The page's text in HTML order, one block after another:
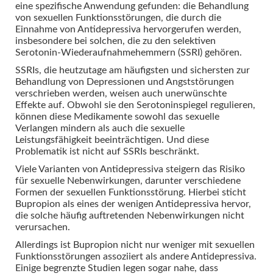
eine spezifische Anwendung gefunden: die Behandlung
von sexuellen Funktionsstörungen, die durch die
Einnahme von Antidepressiva hervorgerufen werden,
insbesondere bei solchen, die zu den selektiven
Serotonin-Wiederaufnahmehemmern (SSRI) gehören.
SSRIs, die heutzutage am häufigsten und sichersten zur
Behandlung von Depressionen und Angststörungen
verschrieben werden, weisen auch unerwünschte
Effekte auf. Obwohl sie den Serotoninspiegel regulieren,
können diese Medikamente sowohl das sexuelle
Verlangen mindern als auch die sexuelle
Leistungsfähigkeit beeinträchtigen. Und diese
Problematik ist nicht auf SSRIs beschränkt.
Viele Varianten von Antidepressiva steigern das Risiko
für sexuelle Nebenwirkungen, darunter verschiedene
Formen der sexuellen Funktionsstörung. Hierbei sticht
Bupropion als eines der wenigen Antidepressiva hervor,
die solche häufig auftretenden Nebenwirkungen nicht
verursachen.
Allerdings ist Bupropion nicht nur weniger mit sexuellen
Funktionsstörungen assoziiert als andere Antidepressiva.
Einige begrenzte Studien legen sogar nahe, dass